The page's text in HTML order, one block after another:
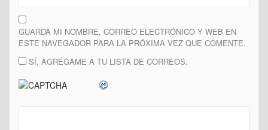
GUARDA MI NOMBRE, CORREO ELECTRÓNICO Y WEB EN
ESTE NAVEGADOR PARA LA PRÓXIMA VEZ QUE COMENTE.
SÍ, AGRÉGAME A TU LISTA DE CORREOS.